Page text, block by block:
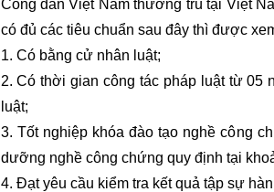
Công dân Việt Nam thường trú tại Việt
có đủ các tiêu chuẩn sau đây thì được
1. Có bằng cử nhân luật;
2. Có thời gian công tác pháp luật từ 05
luật;
3. Tốt nghiệp khóa đào tạo nghề công
dưỡng nghề công chứng quy định tại
4. Đạt yêu cầu kiểm tra kết quả tập sự